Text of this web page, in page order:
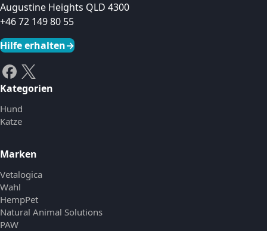
Augustine Heights QLD 4300
+46 72 149 80 55
Hilfe erhalten→
Kategorien
Hund
Katze
Marken
Vetalogica
Wahl
HempPet
Natural Animal Solutions
PAW